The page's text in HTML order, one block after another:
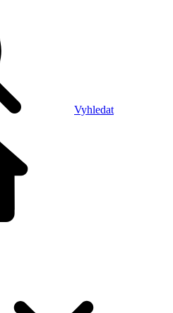
Vyhledat